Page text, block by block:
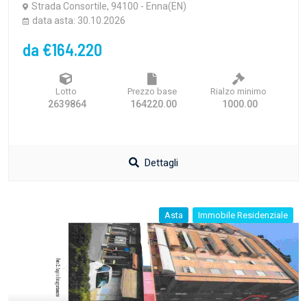
Strada Consortile, 94100 - Enna(EN)
data asta: 30.10.2026
da €164.220
Lotto
2639864
Prezzo base
164220.00
Rialzo minimo
1000.00
Dettagli
Asta Immobile Residenziale